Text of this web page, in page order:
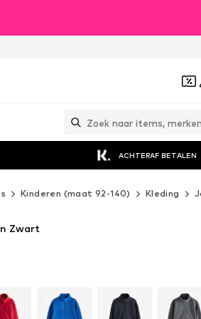
ACHTERAF BETALEN
Kinderen (maat 92-140) Kleding
Zwart